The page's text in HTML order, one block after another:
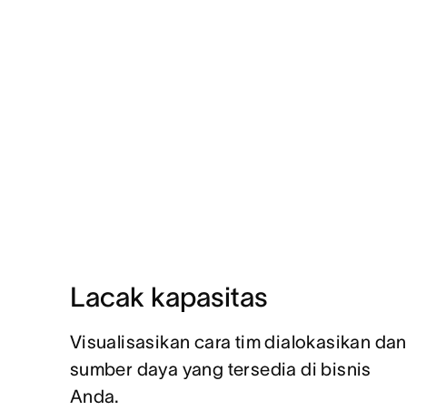
Lacak kapasitas
Visualisasikan cara tim dialokasikan dan
sumber daya yang tersedia di bisnis
Anda.